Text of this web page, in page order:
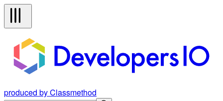
produced by Classmethod